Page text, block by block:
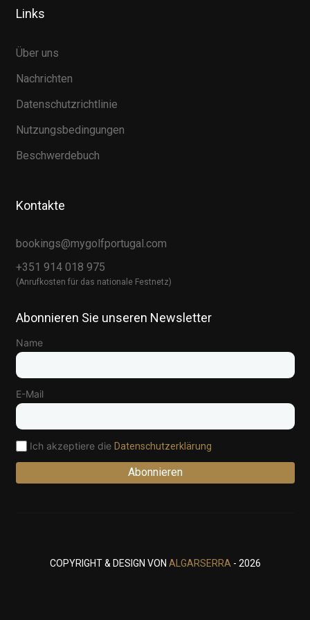
Links
Über uns
Nachrichten
Datenschutzrichtlinie
Nutzungsbedingungen
Beschwerdebuch
Kontakte
bookings@mygolfportugal.com
+351 914 018 975
(Anrufkosten für das nationale Festnetz)
Abonnieren Sie unseren Newsletter
Name
E-Mail
Ich akzeptiere die Datenschutzerklärung
Abonnieren
COPYRIGHT & DESIGN VON ALGARSERRA - 2026